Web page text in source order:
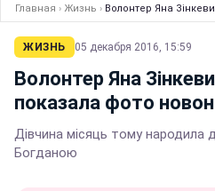
Главная › Жизнь › Волонтер Яна
ЖИЗНЬ 05 декабря 2016, 15:59
Волонтер Яна
показала фото
Дівчина місяць тому народила
Богданою